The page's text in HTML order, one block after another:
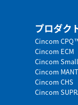
プロダク
Cincom
Cincom ECM
Cincom
Cincom
Cincom CHS
Cincom